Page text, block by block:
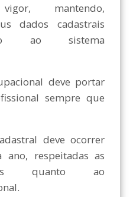
mantendo,
dados cadastrais
ao sistema
deve portar
sempre que
deve ocorrer
ano, respeitadas as
quanto ao